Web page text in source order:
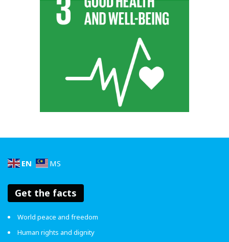
keuntungan berlipat ganda dengan melayan orang sakit
EN MS
Get the facts
World peace and freedom
Human rights and dignity